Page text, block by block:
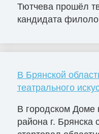
Тютчева прошёл
кандидата
В Брянской
театрального
В городском Доме
района г. Брянска